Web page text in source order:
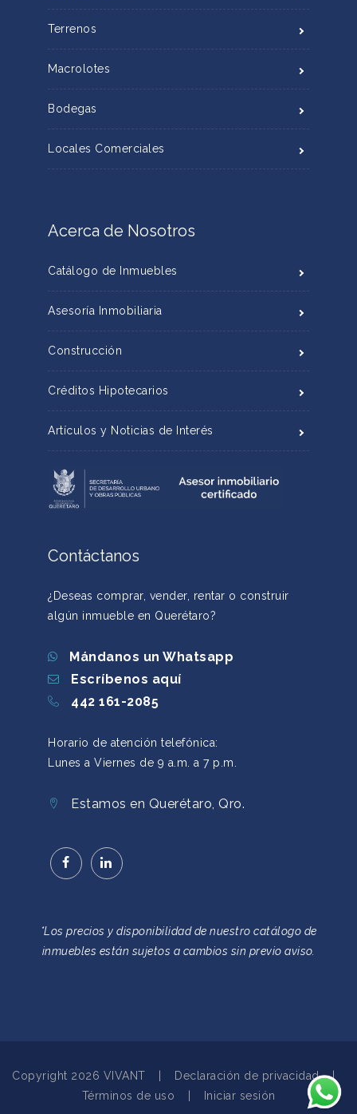
Terrenos
Macrolotes
Bodegas
Locales Comerciales
Acerca de Nosotros
Catálogo de Inmuebles
Asesoría Inmobiliaria
Construcción
Créditos Hipotecarios
Artículos y Noticias de Interés
Contáctanos
¿Deseas comprar, vender, rentar o construir
algún inmueble en Querétaro?
Mándanos un Whatsapp
Escríbenos aquí
442 161-2085
Horario de atención telefónica:
Lunes a Viernes de 9 a.m. a 7 p.m.
Estamos en Querétaro, Qro.
*Los precios y disponibilidad de nuestro catálogo de
inmuebles están sujetos a cambios sin previo aviso.
Copyright 2026 VIVANT Declaración de privacidad
|
Términos de uso
Iniciar sesión